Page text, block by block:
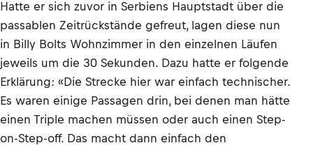
Hatte er sich zuvor in Serbiens Hauptstadt über die
passablen Zeitrückstände gefreut, lagen diese nun
in Billy Bolts Wohnzimmer in den einzelnen Läufen
jeweils um die 30 Sekunden. Dazu hatte er folgende
Erklärung: «Die Strecke hier war einfach technischer.
Es waren einige Passagen drin, bei denen man hätte
einen Triple machen müssen oder auch einen Step-
on-Step-off. Das macht dann einfach den